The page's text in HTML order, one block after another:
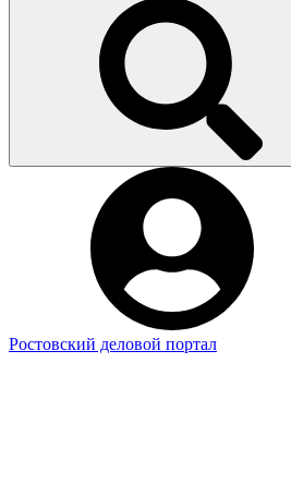
Ростовский деловой портал